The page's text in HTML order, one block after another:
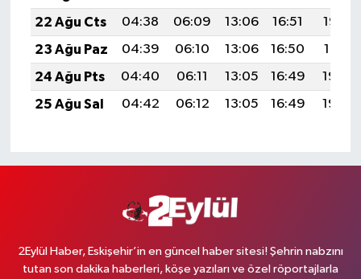
22 Ağu Cts
04:38 06:09 13:06 16:51
19:53
23 Ağu Paz
04:39 06:10 13:06 16:50
19:51
24 Ağu Pts
04:40 06:11 13:05 16:49
19:50
25 Ağu Sal
04:42 06:12 13:05 16:49 19:48
2Eylül Haber, Eskişehir’in en güncel haber sitesi! Şehrin nabzını
tutan son dakika haberleri, köşe yazıları ve özel röportajlarla